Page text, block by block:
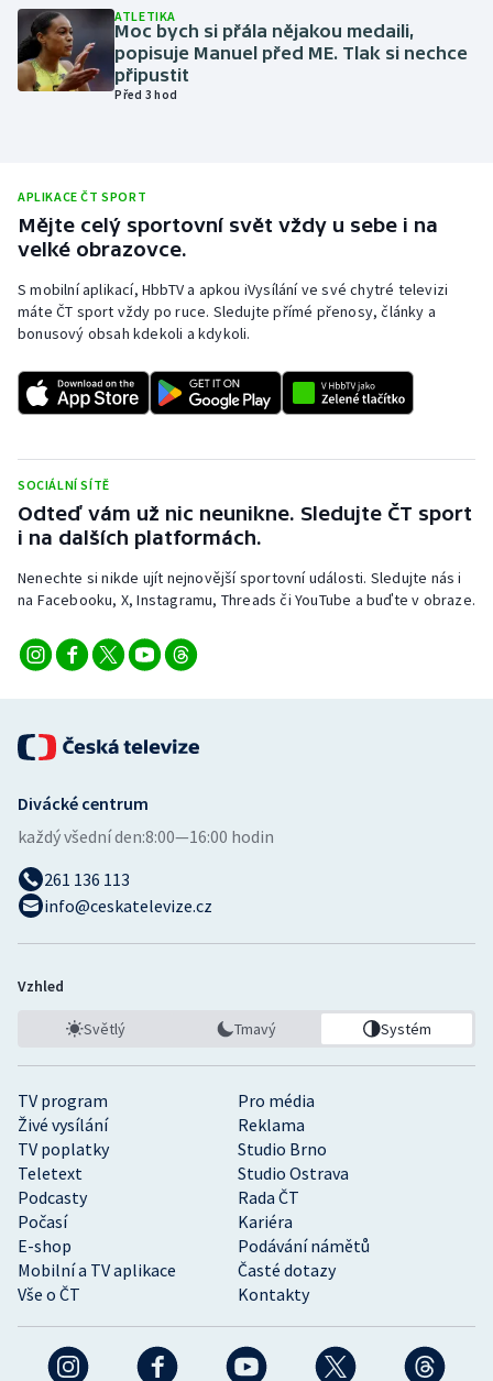
Plavání
Plážový volejbal
Rychlobruslení
Rychlostní kanoistika
Short track
Stolní tenis
Triatlon
Veslování
Vodní slalom
Ostatní
ATLETIKA
Moc bych si přála nějakou medaili,
popisuje Manuel před ME. Tlak si nechce
připustit
Před 3 hod
APLIKACE ČT SPORT
Mějte celý sportovní svět vždy u sebe i na
velké obrazovce.
S mobilní aplikací, HbbTV a apkou iVysílání ve své chytré televizi
máte ČT sport vždy po ruce. Sledujte přímé přenosy, články a
bonusový obsah kdekoli a kdykoli.
SOCIÁLNÍ SÍTĚ
Odteď vám už nic neunikne. Sledujte ČT sport
i na dalších platformách.
Nenechte si nikde ujít nejnovější sportovní události. Sledujte nás i
na Facebooku, X, Instagramu, Threads či YouTube a buďte v obraze.
TV program
Pro média
Živé vysílání
Reklama
TV poplatky
Studio Brno
Teletext
Studio Ostrava
Podcasty
Rada ČT
Počasí
Kariéra
E-shop
Podávání námětů
Mobilní a TV aplikace
Časté dotazy
Vše o ČT
Kontakty
Divácké centrum
každý všední den:8:00—16:00 hodin
261 136 113
info@ceskatelevize.cz
Vzhled
Světlý Tmavý Systém